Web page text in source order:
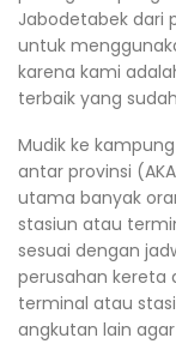
Jabodetabek dari
untuk
karena kami
terbaik yang
Mudik ke
antar provinsi
utama banyak
stasiun atau
sesuai dengan
perusahan kereta
terminal atau
angkutan lain